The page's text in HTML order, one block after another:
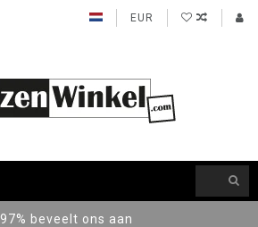
EUR
97% beveelt ons aan